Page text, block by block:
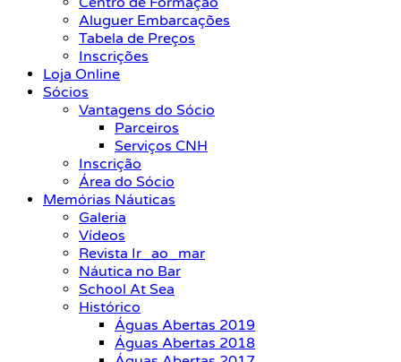
Aluguer Embarcações
Tabela de Preços
Inscrições
Loja Online
Sócios
Vantagens do Sócio
Parceiros
Serviços CNH
Inscrição
Área do Sócio
Memórias Náuticas
Galeria
Vídeos
Revista Ir_ao_mar
Náutica no Bar
School At Sea
Histórico
Águas Abertas 2019
Águas Abertas 2018